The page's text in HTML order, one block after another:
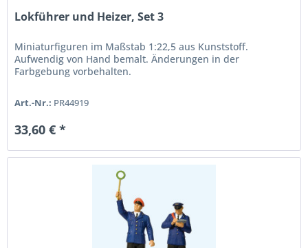
Lokführer und Heizer, Set 3
Miniaturfiguren im Maßstab 1:22,5 aus Kunststoff.
Aufwendig von Hand bemalt. Änderungen in der
Farbgebung vorbehalten.
Art.-Nr.: PR44919
33,60 € *